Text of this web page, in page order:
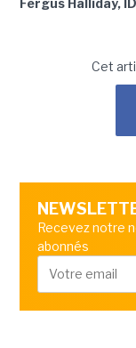
Fergus Halliday,
Cet
Recevez notre
abonnés